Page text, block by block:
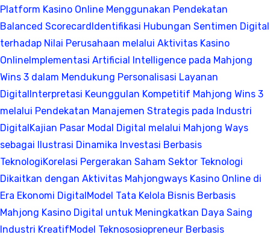
Platform Kasino Online Menggunakan Pendekatan
Balanced Scorecard Identifikasi Hubungan Sentimen Digital
terhadap Nilai Perusahaan melalui Aktivitas Kasino
Online Implementasi Artificial Intelligence pada Mahjong
Wins 3 dalam Mendukung Personalisasi Layanan
Digital Interpretasi Keunggulan Kompetitif Mahjong Wins 3
melalui Pendekatan Manajemen Strategis pada Industri
Digital Kajian Pasar Modal Digital melalui Mahjong Ways
sebagai Ilustrasi Dinamika Investasi Berbasis
TeknologiKorelasi Pergerakan Saham Sektor Teknologi
Dikaitkan dengan Aktivitas Mahjongways Kasino Online di
Era Ekonomi Digital Model Tata Kelola Bisnis Berbasis
Mahjong Kasino Digital untuk Meningkatkan Daya Saing
Industri KreatifModel Teknososiopreneur Berbasis